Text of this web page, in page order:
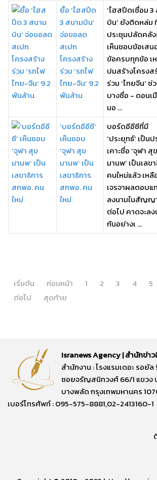
ยื้อ ‘ไฮสปีด
3 สนามบิน’
จ่อขอลด
สเปก
โครงสร้าง
ร่วม ‘รถไฟ
ไทย-จีน’ 9.2
พันล้าน
‘ไฮสปีดเชื่อม 3
บิน’ ยังติดหล่ม
ประชุมปลัดคลั
เห็นชอบข้อเสน
ข้อครบทุกข้อ เ
ปมสร้างโครงส
ร่วม ‘ไทยจีน’ ช่
บางซื่อ - ดอนเ
มอ ...
‘บอร์ดอีอีซี’
เห็นชอบ
‘จุฬา สุข
มานพ’ เป็น
เลขาธิการ
สกพอ. คน
ใหม่
บอร์ดอีอีซีที่มี
‘ประยุทธ์’ เป็นป
เคาะชื่อ ‘จุฬา สุข
มานพ’ เป็นเลข
คนใหม่แล้ว เหลื
เจรจาผลตอบแ
ลงนามในสัญญ
ต่อไป คาดจะลง
กันอย่างเ ...
เริ่มต้น ก่อนหน้า 1 2 3 4 5
ต่อไป
สุดท้าย
Isranews Agency | สำนักข่า
สำนักงาน : โรงแรมเดอะ รอยัล
ซอยจรัญสนิทวงศ์ 66/1 แขวง
บางพลัด กรุงเทพมหานคร
เบอร์โทรศัพท์ : 095-575-8881,02-2413160-1